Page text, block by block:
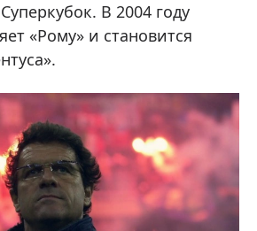
В 2004 году
«Рому» и становится